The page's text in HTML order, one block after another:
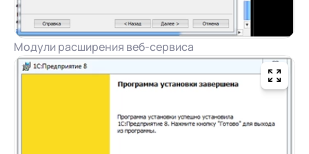
Модули расширения веб-сервиса